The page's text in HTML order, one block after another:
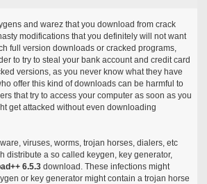
and warez that you download from crack
modifications that you definitely will not want
full version downloads or cracked programs,
to try to steal your bank account and credit card
versions, as you never know what they have
offer this kind of downloads can be harmful to
that try to access your computer as soon as you
get attacked without even downloading
viruses, worms, trojan horses, dialers, etc
distribute a so called keygen, key generator,
6.5.3download. These infections might
or key generator might contain a trojan horse